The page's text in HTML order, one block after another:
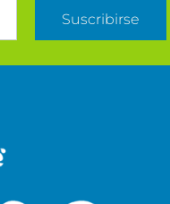
Suscribirse